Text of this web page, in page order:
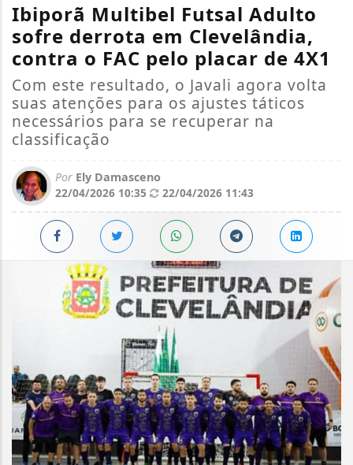
Ibiporã Multibel Futsal Adulto
sofre derrota em Clevelândia,
contra o FAC pelo placar de 4X1
Com este resultado, o Javali agora volta
suas atenções para os ajustes táticos
necessários para se recuperar na
classificação
Por Ely Damasceno
22/04/2026 10:35
22/04/2026 11:43